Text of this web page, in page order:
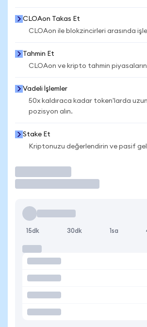
CLOAon Takas Et
CLOAon ile blokzincirleri arasında
Tahmin Et
CLOAon ve kripto tahmin
Vadeli İşlemler
50x kaldıraca kadar token'larda
pozisyon alın.
Stake Et
Kriptonuzu değerlendirin ve pasif
15dk 30dk 1sa